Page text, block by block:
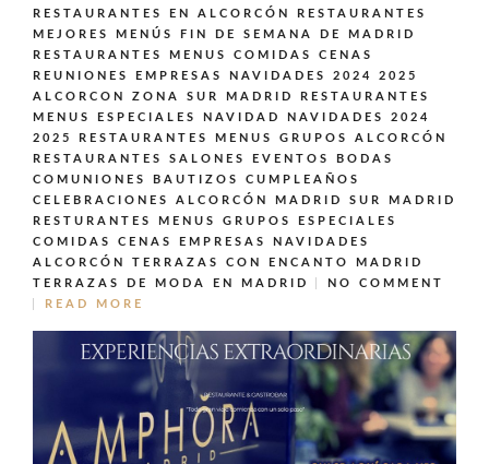
RESTAURANTES EN ALCORCÓN
RESTAURANTES
MEJORES MENÚS FIN DE SEMANA DE MADRID
RESTAURANTES MENUS COMIDAS CENAS
REUNIONES EMPRESAS NAVIDADES 2024 2025
ALCORCON ZONA SUR MADRID
RESTAURANTES
MENUS ESPECIALES NAVIDAD NAVIDADES 2024
2025
RESTAURANTES MENUS GRUPOS ALCORCÓN
RESTAURANTES SALONES EVENTOS BODAS
COMUNIONES BAUTIZOS CUMPLEAÑOS
CELEBRACIONES ALCORCÓN MADRID SUR MADRID
RESTURANTES MENUS GRUPOS ESPECIALES
COMIDAS CENAS EMPRESAS NAVIDADES
ALCORCÓN
TERRAZAS CON ENCANTO MADRID
TERRAZAS DE MODA EN MADRID
NO COMMENT
READ MORE